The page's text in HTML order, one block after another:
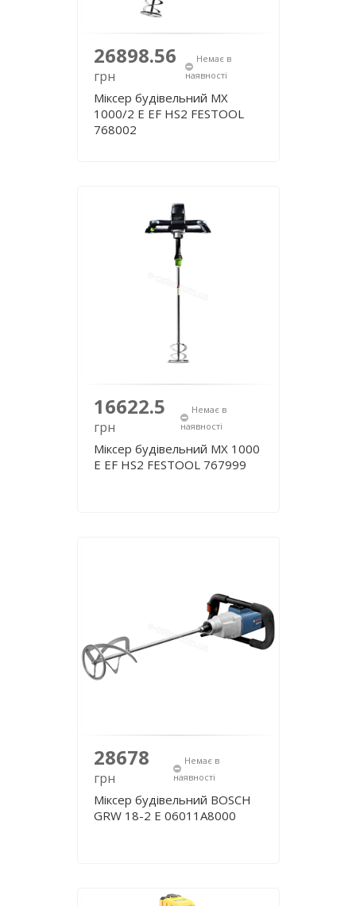
26898.56
грн
Немає в
наявності
Міксер будівельний MX
1000/2 E EF HS2 FESTOOL
768002
16622.5
грн
Немає в
наявності
Міксер будівельний MX 1000
E EF HS2 FESTOOL 767999
28678
грн
Немає в
наявності
Міксер будівельний BOSCH
GRW 18-2 E 06011A8000